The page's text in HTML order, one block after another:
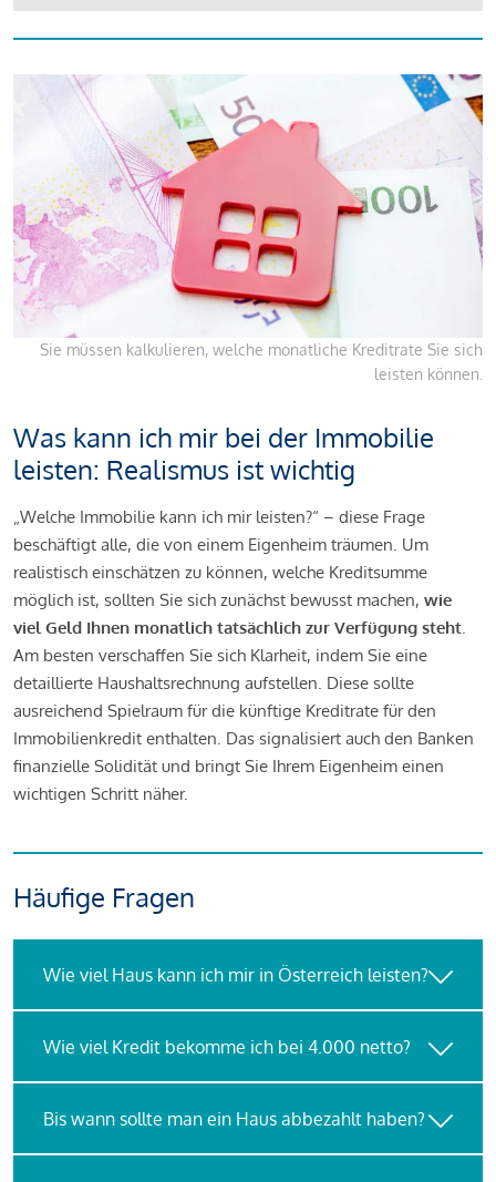
Sie müssen kalkulieren, welche monatliche Kreditrate Sie sich
leisten können.
Was kann ich mir bei der Immobilie
leisten: Realismus ist wichtig
„Welche Immobilie kann ich mir leisten?“ – diese Frage
beschäftigt alle, die von einem Eigenheim träumen. Um
realistisch einschätzen zu können, welche Kreditsumme
möglich ist, sollten Sie sich zunächst bewusst machen, wie
viel Geld Ihnen monatlich tatsächlich zur Verfügung steht.
Am besten verschaffen Sie sich Klarheit, indem Sie eine
detaillierte Haushaltsrechnung aufstellen. Diese sollte
ausreichend Spielraum für die künftige Kreditrate für den
Immobilienkredit enthalten. Das signalisiert auch den Banken
finanzielle Solidität und bringt Sie Ihrem Eigenheim einen
wichtigen Schritt näher.
Häufige Fragen
Wie viel Haus kann ich mir in Österreich leisten?
Wie viel Kredit bekomme ich bei 4.000 netto?
Bis wann sollte man ein Haus abbezahlt haben?